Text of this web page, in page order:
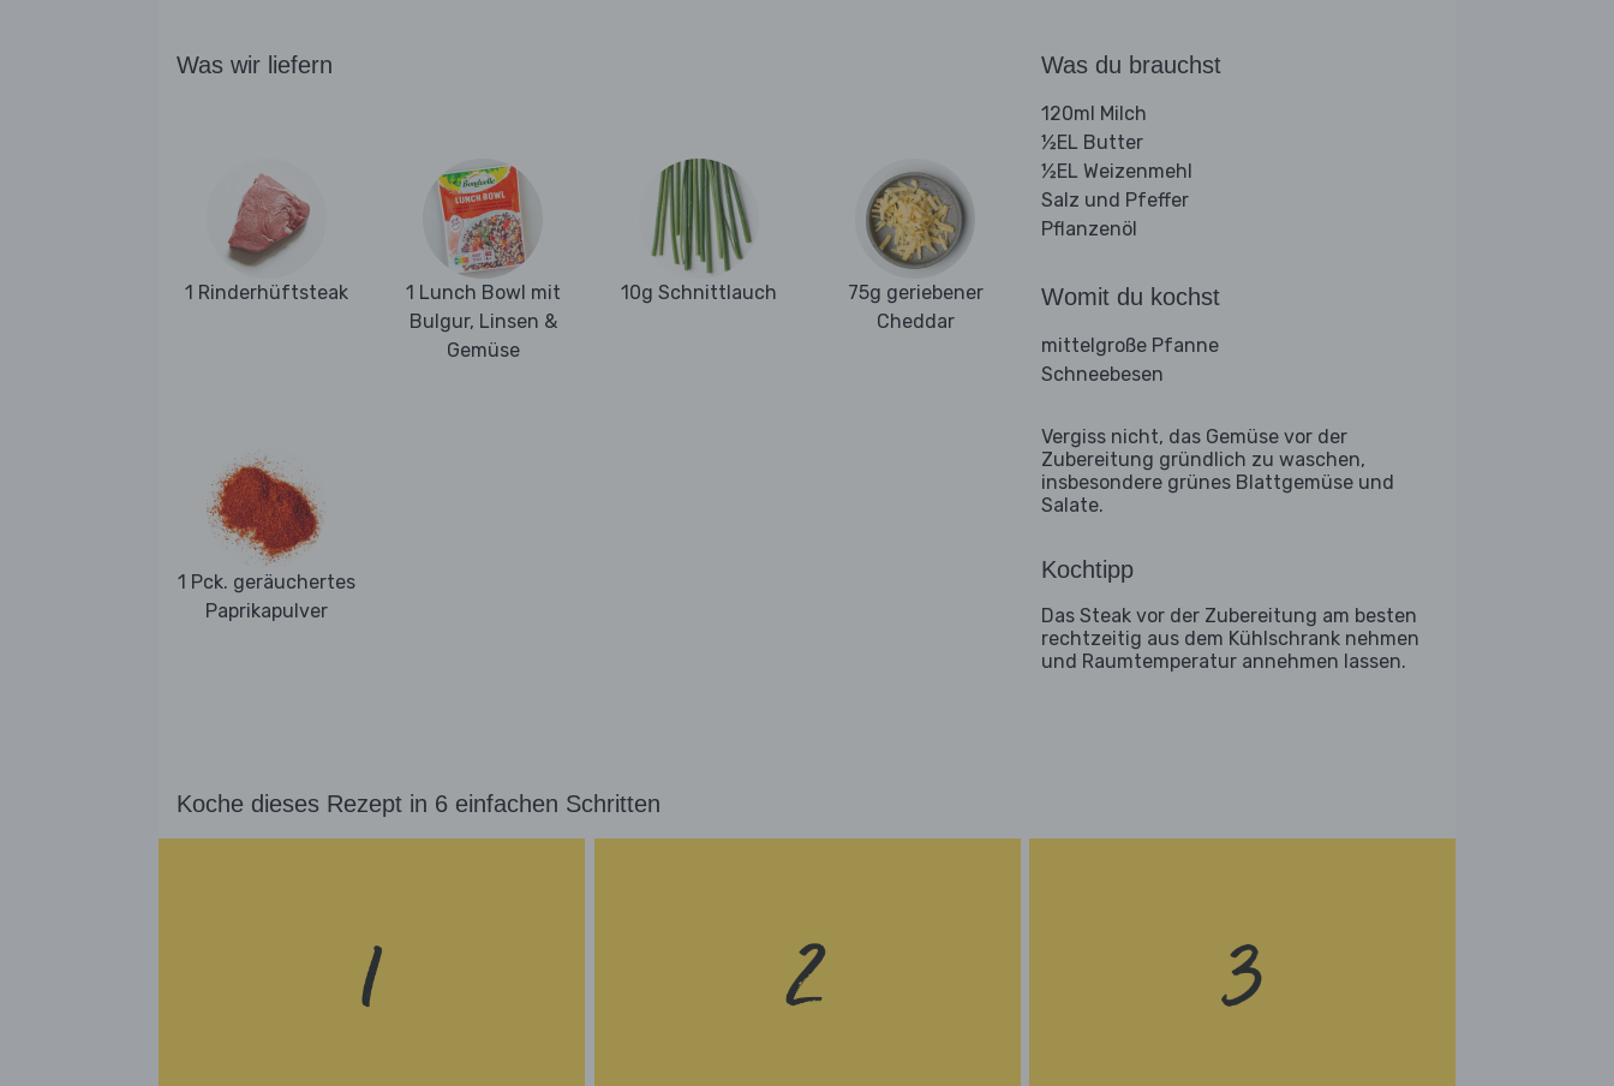
Was wir liefern
1 Rinderhüftsteak
1 Lunch Bowl mit
Bulgur, Linsen &
Gemüse
10g Schnittlauch
75g geriebener
Cheddar
1 Pck. geräuchertes
Paprikapulver
Was du brauchst
120ml Milch
½EL Butter
½EL Weizenmehl
Salz und Pfeffer
Pflanzenöl
Womit du kochst
mittelgroße Pfanne
Schneebesen
Vergiss nicht, das Gemüse vor der
Zubereitung gründlich zu waschen,
insbesondere grünes Blattgemüse und
Salate.
Kochtipp
Das Steak vor der Zubereitung am besten
rechtzeitig aus dem Kühlschrank nehmen
und Raumtemperatur annehmen lassen.
Koche dieses Rezept in 6 einfachen Schritten